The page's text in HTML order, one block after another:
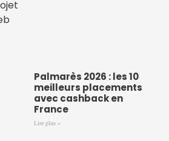
Palmarès 2026 : les 10
meilleurs placements
avec cashback en
France
Lire plus »